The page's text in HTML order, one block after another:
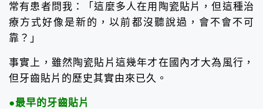
常有患者問我：「這麼多人在用陶瓷貼片，但這種治
療方式好像是新的，以前都沒聽說過，會不會不可
靠？」
事實上，雖然陶瓷貼片這幾年才在國內才大為風行，
但牙齒貼片的歷史其實由來已久。
●最早的牙齒貼片